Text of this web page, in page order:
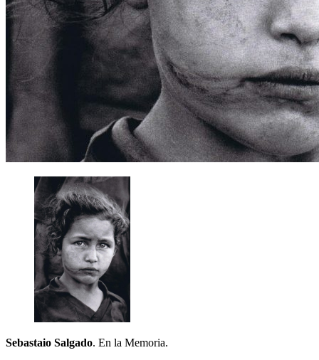
Sebastaio Salgado. En la Memoria.